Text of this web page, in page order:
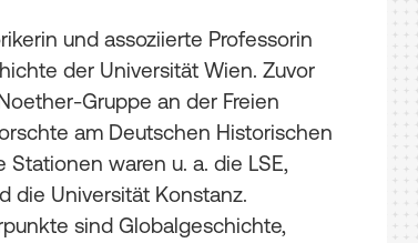
und assoziierte Professorin
der Universität Wien. Zuvor
Gruppe an der Freien
am Deutschen Historischen
Stationen waren u. a. die LSE,
die Universität Konstanz.
sind Globalgeschichte,